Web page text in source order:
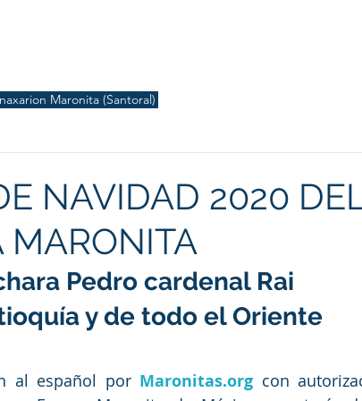
Maronita (Santoral)
NAVIDAD 2020
MARONITA
Pedro cardenal Rai
y de todo el Oriente
al español por Maronitas.org con